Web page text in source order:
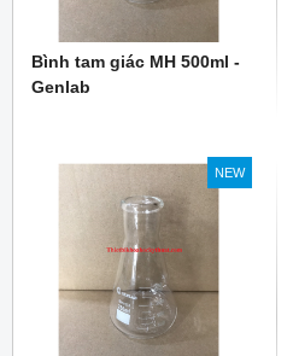
Bình tam giác MH 500ml -
Genlab
NEW